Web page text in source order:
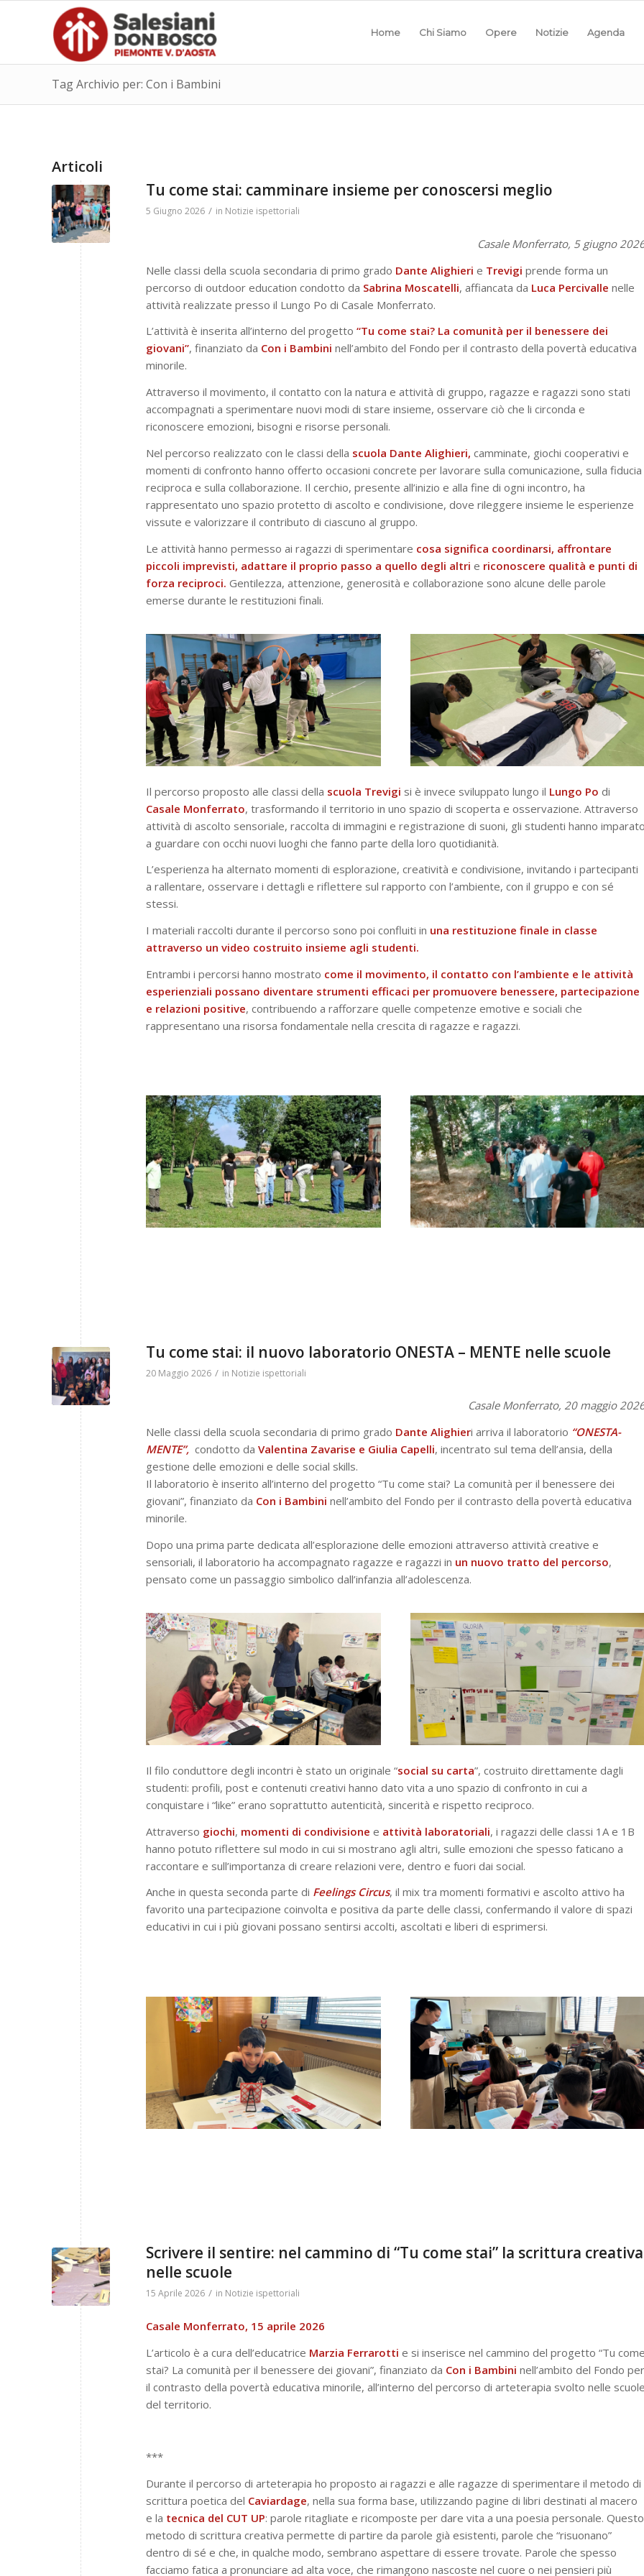
Home Chi Siamo Opere Notizie Agenda
Tag Archivio per: Con i Bambini
Articoli
Tu come stai: camminare insieme per conoscersi meglio
5 Giugno 2026 / in Notizie ispettoriali
Casale Monferrato, 5 giugno
Nelle classi della scuola secondaria di primo grado Dante Alighieri e Trevigi prende forma un
percorso di outdoor education condotto da Sabrina Moscatelli, affiancata da Luca Percivalle nelle
attività realizzate presso il Lungo Po di Casale Monferrato.
L’attività è inserita all’interno del progetto “Tu come stai? La comunità per il benessere dei
giovani”, finanziato da Con i Bambini nell’ambito del Fondo per il contrasto della povertà educativa
minorile.
Attraverso il movimento, il contatto con la natura e attività di gruppo, ragazze e ragazzi sono stati
accompagnati a sperimentare nuovi modi di stare insieme, osservare ciò che li circonda e
riconoscere emozioni, bisogni e risorse personali.
Nel percorso realizzato con le classi della scuola Dante Alighieri, camminate, giochi cooperativi e
momenti di confronto hanno offerto occasioni concrete per lavorare sulla comunicazione, sulla fiducia
reciproca e sulla collaborazione. Il cerchio, presente all’inizio e alla fine di ogni incontro, ha
rappresentato uno spazio protetto di ascolto e condivisione, dove rileggere insieme le esperienze
vissute e valorizzare il contributo di ciascuno al gruppo.
Le attività hanno permesso ai ragazzi di sperimentare cosa significa coordinarsi, affrontare
piccoli imprevisti, adattare il proprio passo a quello degli altri e riconoscere qualità e punti di
forza reciproci. Gentilezza, attenzione, generosità e collaborazione sono alcune delle parole
emerse durante le restituzioni finali.
Il percorso proposto alle classi della scuola Trevigi si è invece sviluppato lungo il Lungo Po di
Casale Monferrato, trasformando il territorio in uno spazio di scoperta e osservazione. Attraverso
attività di ascolto sensoriale, raccolta di immagini e registrazione di suoni, gli studenti hanno
a guardare con occhi nuovi luoghi che fanno parte della loro quotidianità.
L’esperienza ha alternato momenti di esplorazione, creatività e condivisione, invitando i partecipanti
a rallentare, osservare i dettagli e riflettere sul rapporto con l’ambiente, con il gruppo e con sé
stessi.
I materiali raccolti durante il percorso sono poi confluiti in una restituzione finale in classe
attraverso un video costruito insieme agli studenti.
Entrambi i percorsi hanno mostrato come il movimento, il contatto con l’ambiente e le attività
esperienziali possano diventare strumenti efficaci per promuovere benessere, partecipazione
e relazioni positive, contribuendo a rafforzare quelle competenze emotive e sociali che
rappresentano una risorsa fondamentale nella crescita di ragazze e ragazzi.
Tu come stai: il nuovo laboratorio ONESTA – MENTE nelle scuole
20 Maggio 2026 / in Notizie ispettoriali
Casale Monferrato, 20 maggio
Nelle classi della scuola secondaria di primo grado Dante Alighieri arriva il laboratorio “ONESTA-
MENTE”, condotto da Valentina Zavarise e Giulia Capelli, incentrato sul tema dell’ansia, della
gestione delle emozioni e delle social skills.
Il laboratorio è inserito all’interno del progetto “Tu come stai? La comunità per il benessere dei
giovani”, finanziato da Con i Bambini nell’ambito del Fondo per il contrasto della povertà educativa
minorile.
Dopo una prima parte dedicata all’esplorazione delle emozioni attraverso attività creative e
sensoriali, il laboratorio ha accompagnato ragazze e ragazzi in un nuovo tratto del percorso,
pensato come un passaggio simbolico dall’infanzia all’adolescenza.
Il filo conduttore degli incontri è stato un originale “social su carta”, costruito direttamente dagli
studenti: profili, post e contenuti creativi hanno dato vita a uno spazio di confronto in cui a
conquistare i “like” erano soprattutto autenticità, sincerità e rispetto reciproco.
Attraverso giochi, momenti di condivisione e attività laboratoriali, i ragazzi delle classi 1A e 1B
hanno potuto riflettere sul modo in cui si mostrano agli altri, sulle emozioni che spesso faticano a
raccontare e sull’importanza di creare relazioni vere, dentro e fuori dai social.
Anche in questa seconda parte di Feelings Circus, il mix tra momenti formativi e ascolto attivo ha
favorito una partecipazione coinvolta e positiva da parte delle classi, confermando il valore di spazi
educativi in cui i più giovani possano sentirsi accolti, ascoltati e liberi di esprimersi.
Scrivere il sentire: nel cammino di “Tu come stai” la scrittura creativa
nelle scuole
15 Aprile 2026 / in Notizie ispettoriali
Casale Monferrato, 15 aprile 2026
L’articolo è a cura dell’educatrice Marzia Ferrarotti e si inserisce nel cammino del progetto “Tu
stai? La comunità per il benessere dei giovani”, finanziato da Con i Bambini nell’ambito del Fondo per
il contrasto della povertà educativa minorile, all’interno del percorso di arteterapia svolto nelle
del territorio.
***
Durante il percorso di arteterapia ho proposto ai ragazzi e alle ragazze di sperimentare il metodo di
scrittura poetica del Caviardage, nella sua forma base, utilizzando pagine di libri destinati al macero
e la tecnica del CUT UP: parole ritagliate e ricomposte per dare vita a una poesia personale. Questo
metodo di scrittura creativa permette di partire da parole già esistenti, parole che “risuonano”
dentro di sé e che, in qualche modo, sembrano aspettare di essere trovate. Parole che spesso
facciamo fatica a pronunciare ad alta voce, che rimangono nascoste nel cuore o nei pensieri più